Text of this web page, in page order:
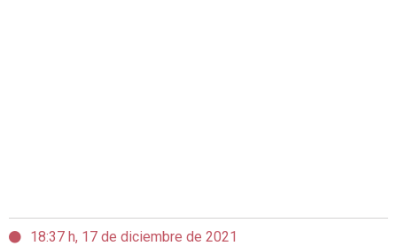
18:37 h, 17 de diciembre de 2021